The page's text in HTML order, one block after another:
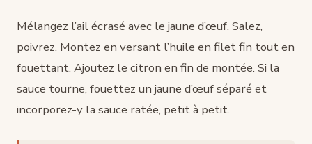
Mélangez l’ail écrasé avec le jaune d’œuf. Salez,
poivrez. Montez en versant l’huile en filet fin tout en
fouettant. Ajoutez le citron en fin de montée. Si la
sauce tourne, fouettez un jaune d’œuf séparé et
incorporez-y la sauce ratée, petit à petit.